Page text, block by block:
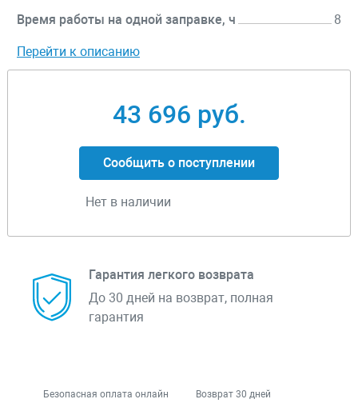
Время работы на одной заправке, ч 8
Перейти к описанию
43 696 руб.
Сообщить о поступлении
Нет в наличии
Гарантия легкого возврата
До 30 дней на возврат, полная
гарантия
Безопасная оплата онлайн Возврат 30 дней